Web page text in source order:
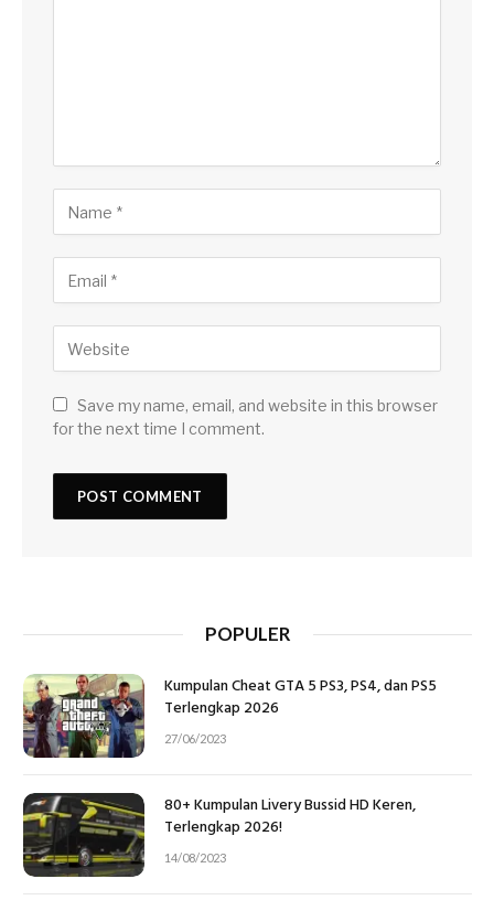
Save my name, email, and website in this browser
for the next time I comment.
POPULER
Kumpulan Cheat GTA 5 PS3, PS4, dan PS5
Terlengkap 2026
27/06/2023
80+ Kumpulan Livery Bussid HD Keren,
Terlengkap 2026!
14/08/2023